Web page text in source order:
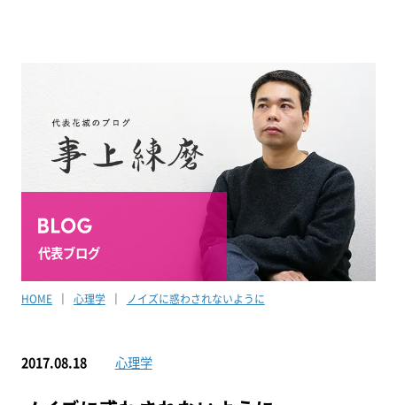
代表ブログ
HOME 心理学 ノイズに惑わされないように
2017.08.18 心理学